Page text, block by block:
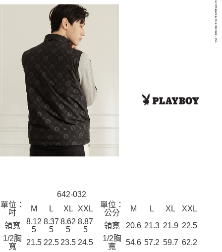
642-032
單位：
吋
M L XL XXL
單位：
公分
M L XL
XXL
領寬
8.12
5
8.37
5
8.62
5
8.87
5
領寬 20.6 21.3 21.9 22.5
1/2胸
寬
21.5 22.5 23.5 24.5
1/2胸
寬
54.6 57.2 59.7 62.2